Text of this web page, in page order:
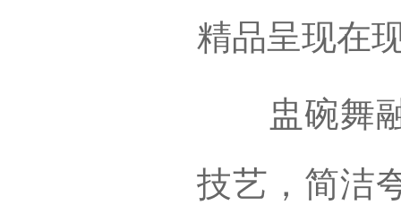
精品呈现在
盅碗舞融
技艺，简洁